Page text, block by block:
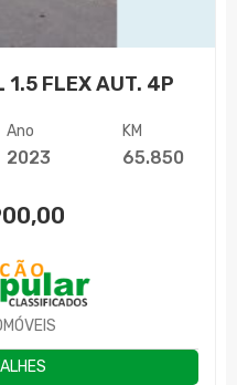
1.5 FLEX AUT. 4P
Ano
2023
KM
65.850